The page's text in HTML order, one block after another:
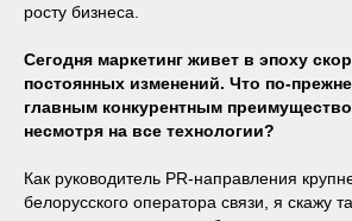
росту бизнеса.
Сегодня маркетинг живет в эпоху
постоянных изменений. Что по-
главным конкурентным
несмотря на все технологии?
Как руководитель PR-направления
белорусского оператора связи, я скажу